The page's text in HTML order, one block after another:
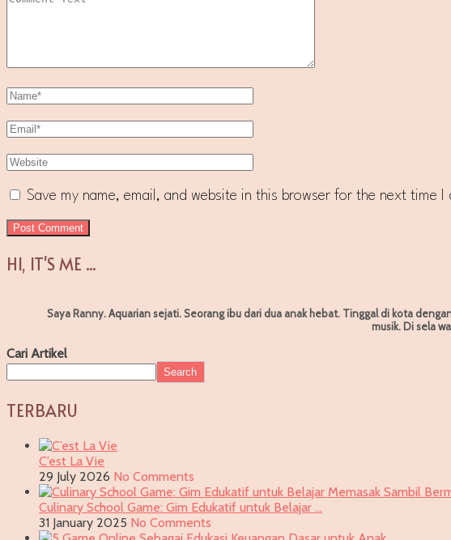
Save my name, email, and website in this browser for the next time I
HI, IT'S ME ...
Saya Ranny. Aquarian sejati. Seorang ibu dari dua anak hebat. Tinggal di kota
musik. Di sela
Cari Artikel
Search
TERBARU
C’est La Vie
29 July 2026 No Comments
Culinary School Game: Gim Edukatif untuk Belajar …
31 January 2025 No Comments